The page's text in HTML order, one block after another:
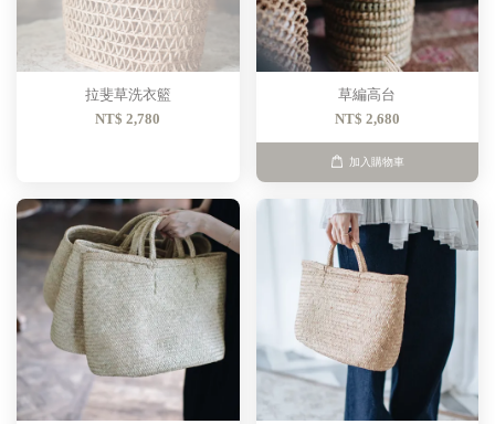
拉斐草洗衣籃
NT$ 2,780
草編高台
NT$ 2,680
加入購物車